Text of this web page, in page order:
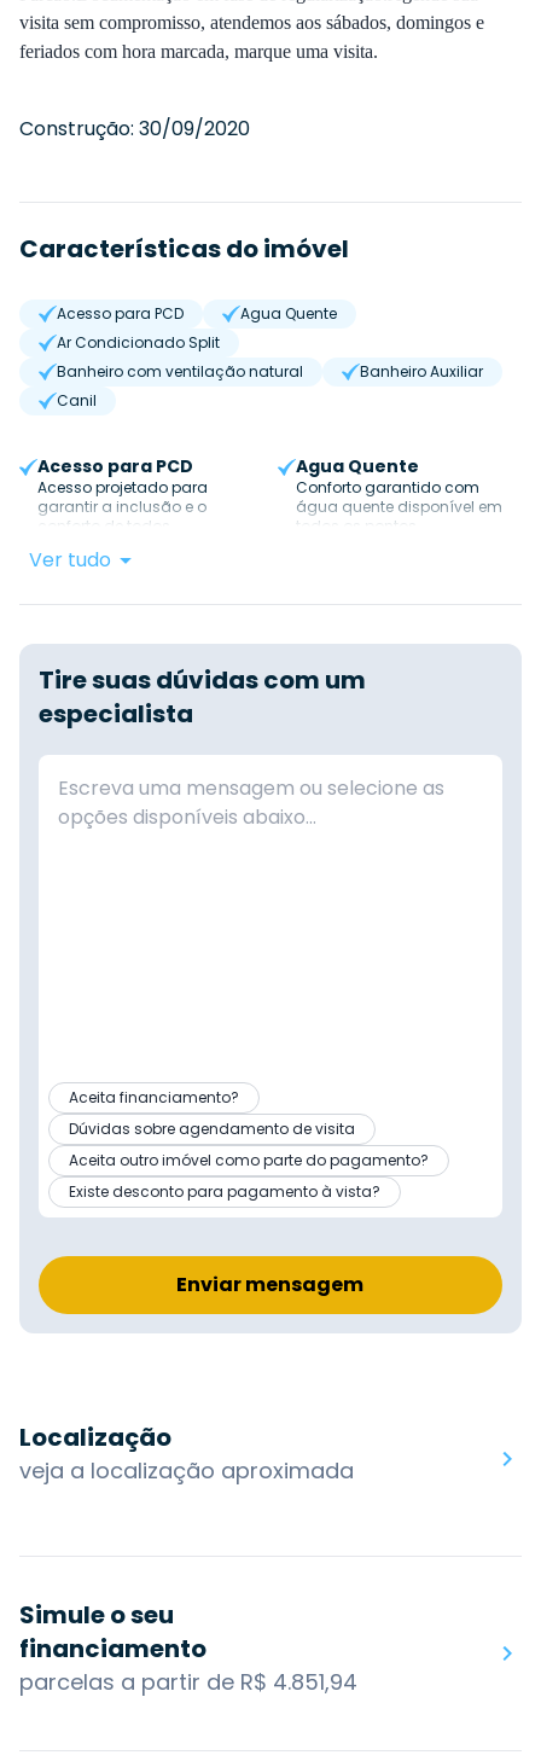
visita sem compromisso, atendemos aos sábados, domingos e
feriados com hora marcada, marque uma visita.
Construção: 30/09/2020
Características do imóvel
Acesso para PCD
Agua Quente
Ar Condicionado Split
Banheiro com ventilação natural
Banheiro Auxiliar
Canil
Acesso para PCD
Acesso projetado para
garantir a inclusão e o
conforto de todos.
Agua Quente
Conforto garantido com
água quente disponível em
todos os pontos.
Ver tudo
Tire suas dúvidas com um
especialista
Aceita financiamento?
Dúvidas sobre agendamento de visita
Aceita outro imóvel como parte do pagamento?
Existe desconto para pagamento à vista?
Enviar mensagem
Localização
veja a localização aproximada
Simule o seu
financiamento
parcelas a partir de R$ 4.851,94